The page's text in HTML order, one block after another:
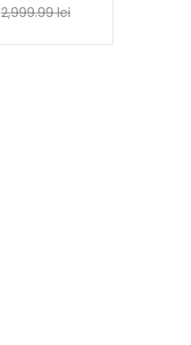
2,999.99lei